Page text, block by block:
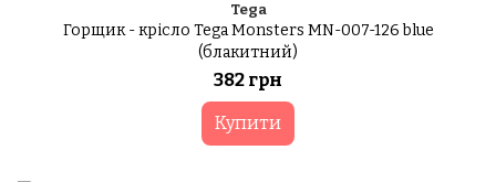
Tega
Горщик - крісло Tega Monsters MN-007-126 blue
(блакитний)
382 грн
Купити